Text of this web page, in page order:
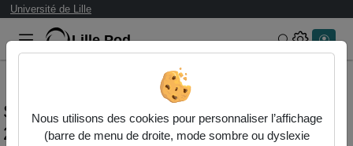
Université de Lille
Lille.Pod Rechercher
Statistiques de visualisation de la vidéo
21- l’accès à l’électricité dans les suds :
Nous utilisons des cookies pour personnaliser l’affichage
(barre de menu de droite, mode sombre ou dyslexie